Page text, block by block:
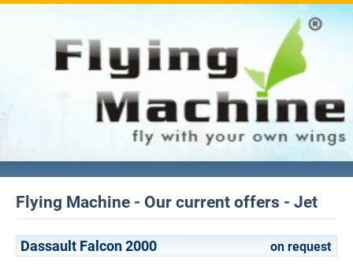
Flying Machine - Our current offers - Jet
Dassault Falcon 2000 on request